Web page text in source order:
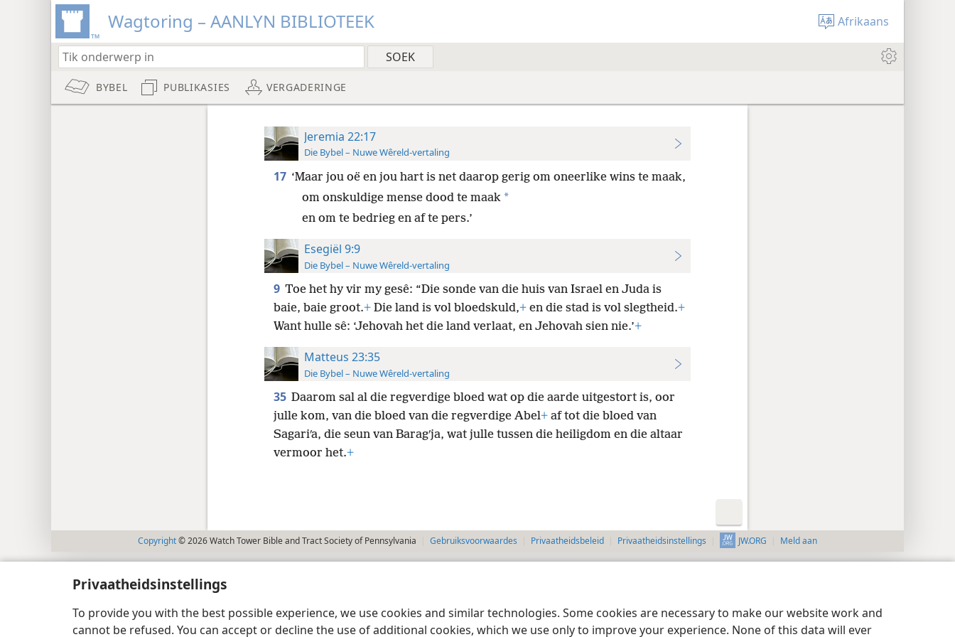
Privaatheidsinstellings
To provide you with the best possible experience, we use cookies and similar technologies. Some cookies are necessary to make our website work and
cannot be refused. You can accept or decline the use of additional cookies, which we use only to improve your experience. None of this data will ever
Wagtoring – AANLYN BIBLIOTEEK Afrikaans
BYBEL PUBLIKASIES VERGADERINGE
Jeremia 22:17
Die Bybel – Nuwe Wêreld-vertaling
17 ‘Maar jou oë en jou hart is net daarop gerig om oneerlike wins te maak,
om onskuldige mense dood te maak *
en om te bedrieg en af te pers.’
Esegiël 9:9
Die Bybel – Nuwe Wêreld-vertaling
9 Toe het hy vir my gesê: “Die sonde van die huis van Israel en Juda is
baie, baie groot.+Die land is vol bloedskuld,+en die stad is vol slegtheid.+
Want hulle sê: ‘Jehovah het die land verlaat, en Jehovah sien nie.’+
Matteus 23:35
Die Bybel – Nuwe Wêreld-vertaling
35 Daarom sal al die regverdige bloed wat op die aarde uitgestort is, oor
julle kom, van die bloed van die regverdige Abel+af tot die bloed van
Sagariʹa, die seun van Baragʹja, wat julle tussen die heiligdom en die altaar
vermoor het.+
Copyright© 2026 Watch Tower Bible and Tract Society of Pennsylvania Gebruiksvoorwaardes Privaatheidsbeleid Privaatheidsinstellings JW.ORG Meld aan